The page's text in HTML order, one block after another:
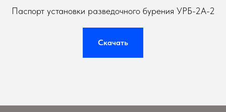
Паспорт установки разведочного бурения УРБ-2А-2
Скачать